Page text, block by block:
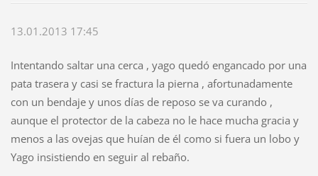
13.01.2013 17:45
Intentando saltar una cerca , yago quedó engancado por una
pata trasera y casi se fractura la pierna , afortunadamente
con un bendaje y unos días de reposo se va curando ,
aunque el protector de la cabeza no le hace mucha gracia y
menos a las ovejas que huían de él como si fuera un lobo y
Yago insistiendo en seguir al rebaño.